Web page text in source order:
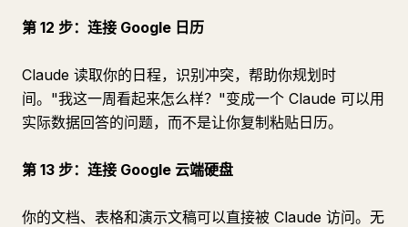
第 12 步：连接 Google 日历
Claude 读取你的日程，识别冲突，帮助你规划时
间。"我这一周看起来怎么样？"变成一个 Claude 可以用
实际数据回答的问题，而不是让你复制粘贴日历。
第 13 步：连接 Google 云端硬盘
你的文档、表格和演示文稿可以直接被 Claude 访问。无